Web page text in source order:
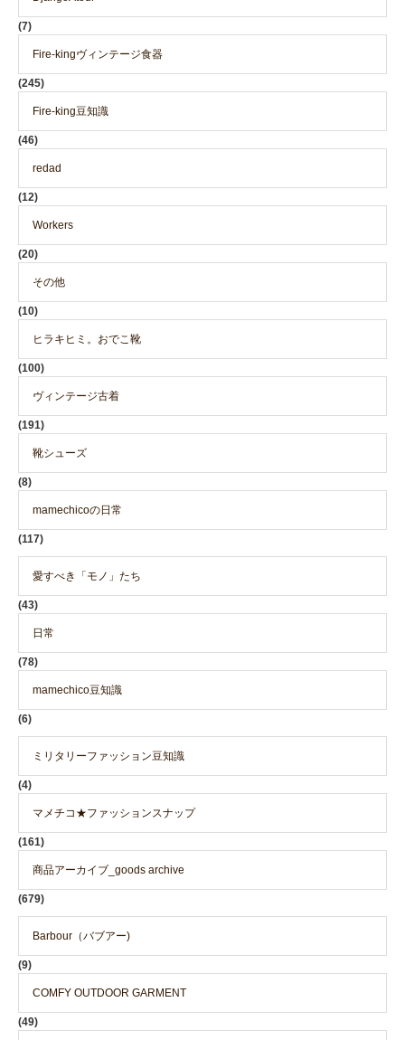
(7)
Fire-kingヴィンテージ食器
(245)
Fire-king豆知識
(46)
redad
(12)
Workers
(20)
その他
(10)
ヒラキヒミ。おでこ靴
(100)
ヴィンテージ古着
(191)
靴シューズ
(8)
mamechicoの日常
(117)
愛すべき「モノ」たち
(43)
日常
(78)
mamechico豆知識
(6)
ミリタリーファッション豆知識
(4)
マメチコ★ファッションスナップ
(161)
商品アーカイブ_goods archive
(679)
Barbour（バブアー)
(9)
COMFY OUTDOOR GARMENT
(49)